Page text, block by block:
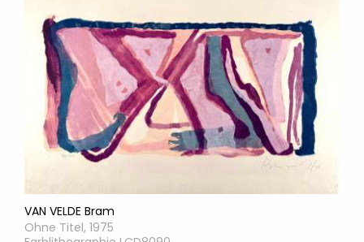
VAN VELDE Bram
Ohne Titel, 1975